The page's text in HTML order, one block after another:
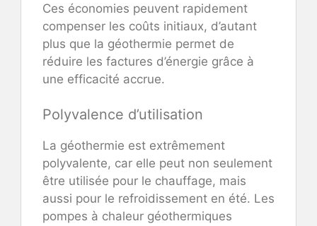
Ces économies peuvent rapidement
compenser les coûts initiaux, d’autant
plus que la géothermie permet de
réduire les factures d’énergie grâce à
une efficacité accrue.
Polyvalence d’utilisation
La géothermie est extrêmement
polyvalente, car elle peut non seulement
être utilisée pour le chauffage, mais
aussi pour le refroidissement en été. Les
pompes à chaleur géothermiques